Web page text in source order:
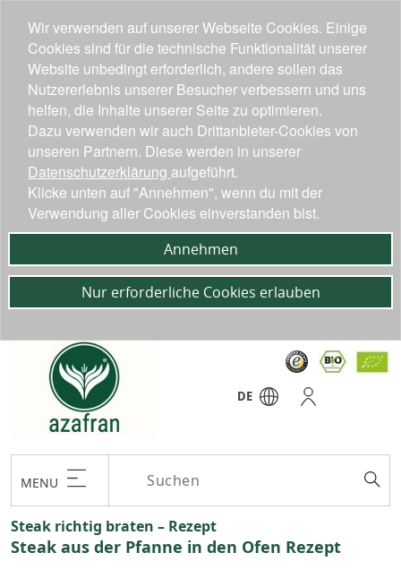
DE
MENU
Steak richtig braten – Rezept
Steak aus der Pfanne in den Ofen Rezept
Wir verwenden auf unserer Webseite Cookies. Einige
Cookies sind für die technische Funktionalität unserer
Website unbedingt erforderlich, andere sollen das
Nutzererlebnis unserer Besucher verbessern und uns
helfen, die Inhalte unserer Seite zu optimieren.
Dazu verwenden wir auch Drittanbieter-Cookies von
unseren Partnern. Diese werden in unserer
Datenschutzerklärung aufgeführt.
Klicke unten auf "Annehmen", wenn du mit der
Verwendung aller Cookies einverstanden bist.
Annehmen
Nur erforderliche Cookies erlauben